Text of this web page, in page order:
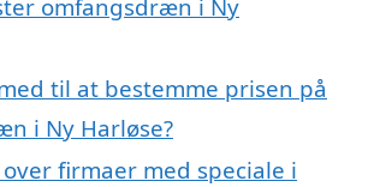
omfangsdræn i Ny
til at bestemme prisen på
i Ny Harløse?
firmaer med speciale i